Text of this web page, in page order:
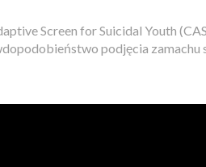
Screen for Suicidal Youth
podjęcia zamachu